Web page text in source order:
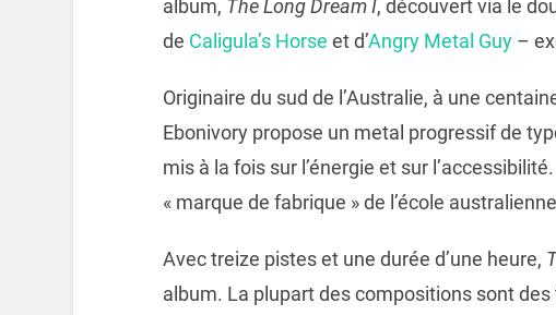
album, The Long Dream I, découvert via le
de Caligula’s Horse et d’Angry Metal Guy–
Originaire du sud de l’Australie, à une
Ebonivory propose un metal progressif de
mis à la fois sur l’énergie et sur
« marque de fabrique » de l’école
Avec treize pistes et une durée d’une heure,
album. La plupart des compositions sont